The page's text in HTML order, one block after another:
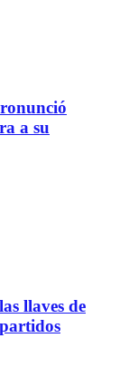
a su
llaves de